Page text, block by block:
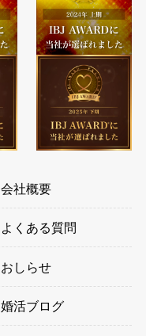
会社概要
よくある質問
おしらせ
婚活ブログ